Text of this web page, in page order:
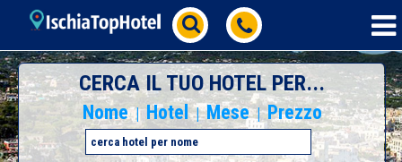
CERCA IL TUO HOTEL PER...
Nome | Hotel | Mese | Prezzo